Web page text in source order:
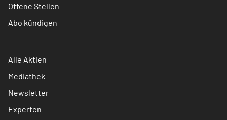
Offene Stellen
Abo kündigen
Alle Aktien
Mediathek
Newsletter
Experten